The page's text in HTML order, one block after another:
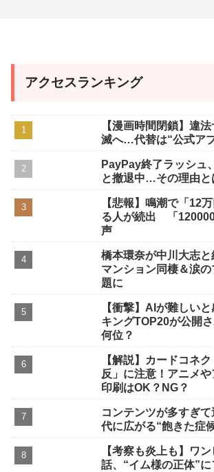
アクセスランキング
【漫画時間閉鎖】違
滅へ…代替は“公式ア
PayPay終了ラッシュ
と撤退中…その理由と
【悲報】鳴潮で「12
る人が続出 「
声
橋本環奈が中川大志と
マンション同棲＆涙
題に
【衝撃】AIが難しい
キングTOP20が公開
何位？
【解説】カードコネ
反」に注意！アニメ
印刷はOK？NG？
コンテンツが多すぎ
代に広がる“飽きた症
【考察も炎上も】ワ
話、“イム様の正体”